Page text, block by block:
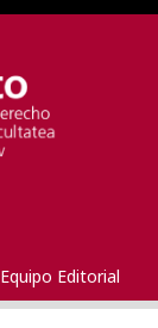
Equipo Editorial